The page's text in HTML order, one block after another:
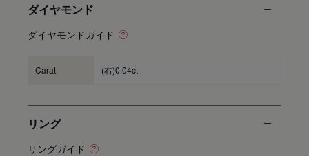
ダイヤモンド
ダイヤモンドガイド
Carat (右)0.04ct
リング
リングガイド